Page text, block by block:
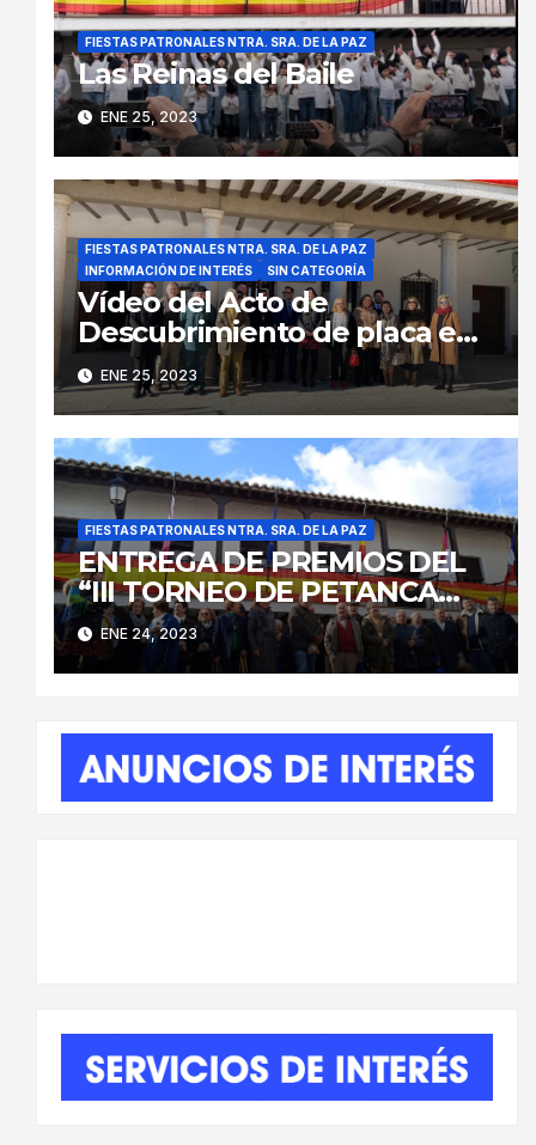
FIESTAS PATRONALES NTRA. SRA. DE LA PAZ
Las Reinas del Baile
ENE 25, 2023
FIESTAS PATRONALES NTRA. SRA. DE LA PAZ
INFORMACIÓN DE INTERÉS
SIN CATEGORÍA
Vídeo del Acto de
Descubrimiento de placa en
el Ayuntamiento como
homenaje a las víctimas de la
pandemia provocada por la
COVID-19
ENE 25, 2023
FIESTAS PATRONALES NTRA. SRA. DE LA PAZ
ENTREGA DE PREMIOS DEL
“III TORNEO DE PETANCA
ALFONSO VI”
ENE 24, 2023